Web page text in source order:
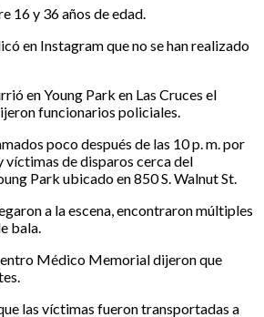
16 y 36 años de edad.
en Instagram que no se han realizado
en Young Park en Las Cruces el
funcionarios policiales.
poco después de las 10 p. m. por
víctimas de disparos cerca del
Park ubicado en 850 S. Walnut St.
a la escena, encontraron múltiples
bala.
Médico Memorial dijeron que
las víctimas fueron transportadas a